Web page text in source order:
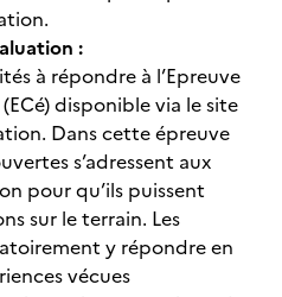
:
à répondre à l’Epreuve
disponible via le site
Dans cette épreuve
s’adressent aux
pour qu’ils puissent
sur le terrain. Les
y répondre en
vécues